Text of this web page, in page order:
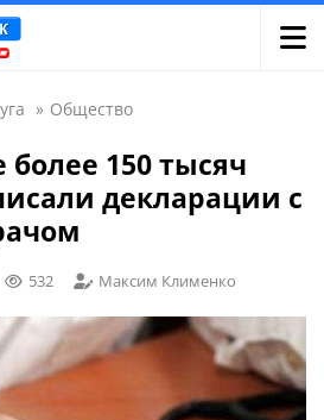
» Общество
более 150 тысяч
декларации с
532 Максим Клименко